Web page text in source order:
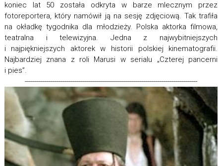
koniec lat 50 została odkryta w barze mlecznym przez
fotoreportera, który namówił ją na sesję zdjęciową. Tak trafiła
na okładkę tygodnika dla młodzieży. Polska aktorka filmowa,
teatralna i telewizyjna. Jedna z najwybitniejszych
i najpiękniejszych aktorek w historii polskiej kinematografii.
Najbardziej znana z roli Marusi w serialu „Czterej pancerni
i pies”.
---------------------------------------------------------------------------------------